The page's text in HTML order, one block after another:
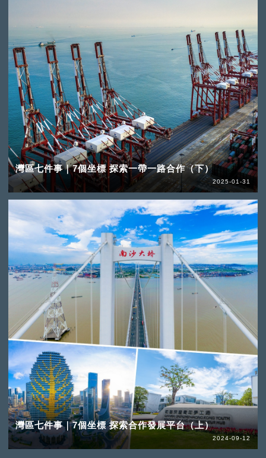
灣區七件事｜7個坐標 探索一帶一路合作（下）
2025-01-31
灣區七件事｜7個坐標 探索合作發展平台（上）
2024-09-12